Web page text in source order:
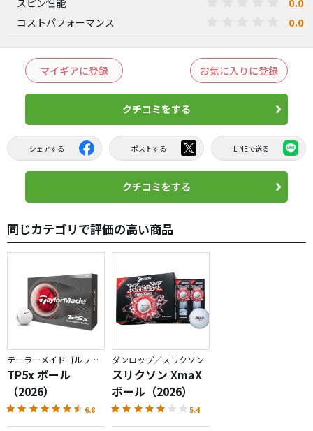
コストパフォーマンス 0.0
マイギアに登録 お気に入りに登録
クチコミをする
シェアする ポストする LINEで送る
クチコミをする
同じカテゴリで評価の高い商品
テーラーメイドゴルフ／TP5
TP5x ボール
（2026）
6.8
ダンロップ／スリクソン
スリクソン XmaX
ボール（2026）
5.4